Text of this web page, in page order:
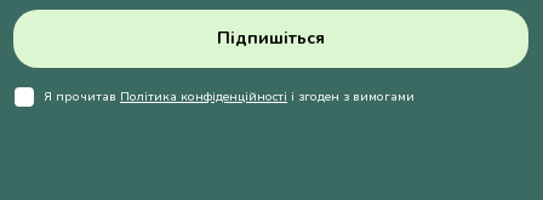
Підпишіться
Я прочитав Політика конфіденційності і згоден з вимогами